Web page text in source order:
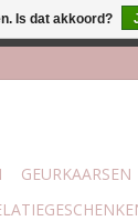
GEURKAARSEN
Is dat akkoord?
107